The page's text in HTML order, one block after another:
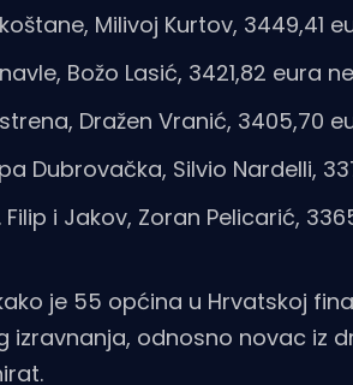
Milivoj Kurtov, 3449,41
Božo Lasić, 3421,82 eura
Dražen Vranić, 3405,70
Dubrovačka, Silvio Nardelli,
Filip i Jakov, Zoran Pelicarić,
je 55 općina u Hrvatskoj
izravnanja, odnosno novac iz